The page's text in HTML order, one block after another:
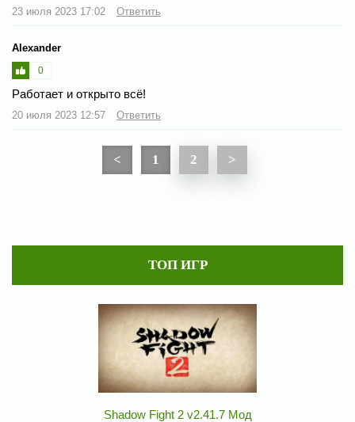
23 июля 2023 17:02 Ответить
Alexander
0
Работает и открыто всё!
20 июля 2023 12:57 Ответить
< 1 2 >
ТОП ИГР
Shadow Fight 2 v2.41.7 Мод